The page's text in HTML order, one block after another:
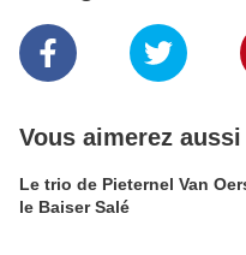
Vous aimerez aussi
Le trio de Pieternel Van
le Baiser Salé